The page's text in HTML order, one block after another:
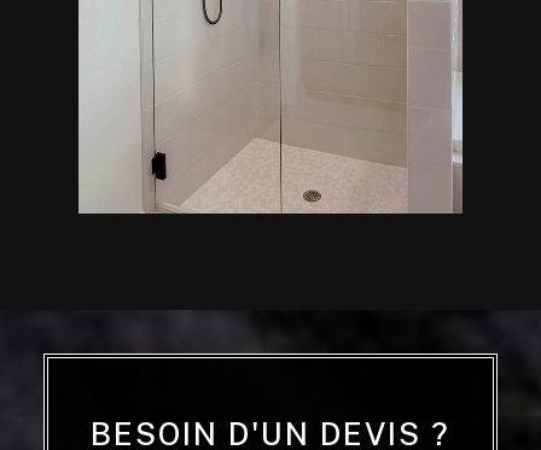
BESOIN D'UN DEVIS ?